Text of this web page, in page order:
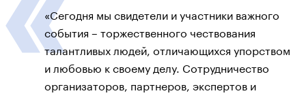
«Сегодня мы свидетели и участники важного
события – торжественного чествования
талантливых людей, отличающихся упорством
и любовью к своему делу. Сотрудничество
организаторов, партнеров, экспертов и